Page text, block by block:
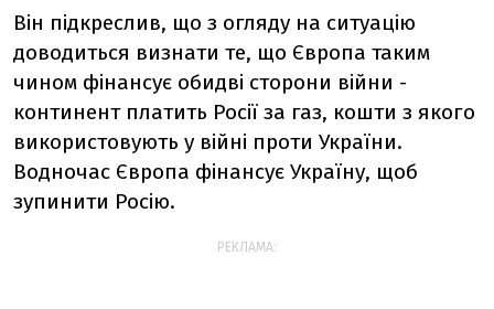
Він підкреслив, що з огляду на ситуацію
доводиться визнати те, що Європа таким
чином фінансує обидві сторони війни -
континент платить Росії за газ, кошти з якого
використовують у війні проти України.
Водночас Європа фінансує Україну, щоб
зупинити Росію.
РЕКЛАМА: